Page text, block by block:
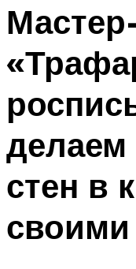
делаем
стен в
своими